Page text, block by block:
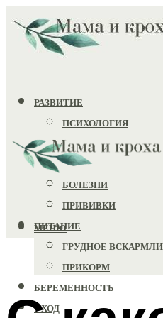
РАЗВИТИЕ
ПСИХОЛОГИЯ
ИГРУШКИ
ЗДОРОВЬЕ
БОЛЕЗНИ
ПРИВИВКИ
ПИТАНИЕ
ГРУДНОЕ
ПРИКОРМ
БЕРЕМЕННОСТЬ
УХОД
МЕНЮ